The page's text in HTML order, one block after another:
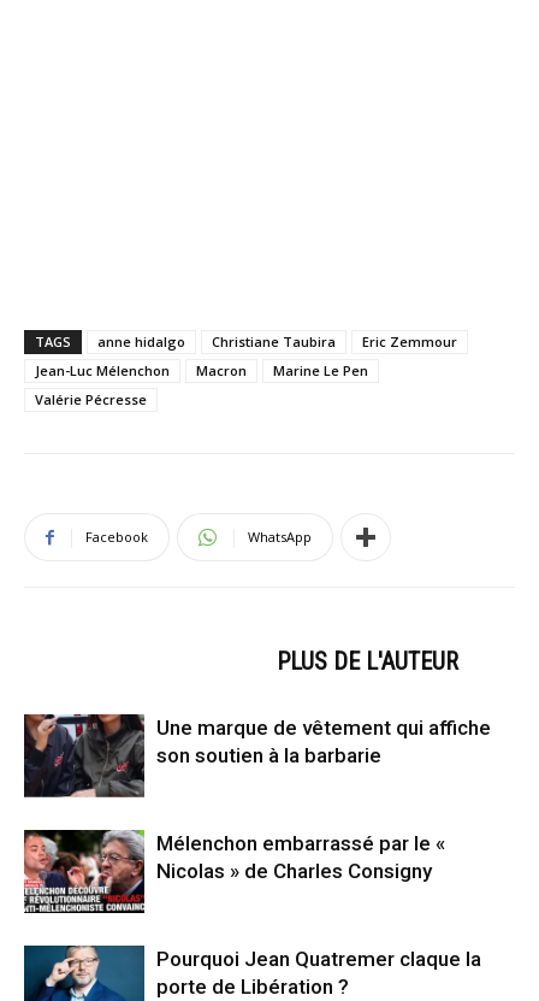
TAGS anne hidalgo Christiane Taubira
Eric Zemmour
Jean-Luc Mélenchon
Macron
Marine Le Pen
Valérie Pécresse
Facebook WhatsApp
PLUS DE L'AUTEUR
Une marque de vêtement qui affiche
son soutien à la barbarie
Mélenchon embarrassé par le «
Nicolas » de Charles Consigny
Pourquoi Jean Quatremer claque la
porte de Libération ?